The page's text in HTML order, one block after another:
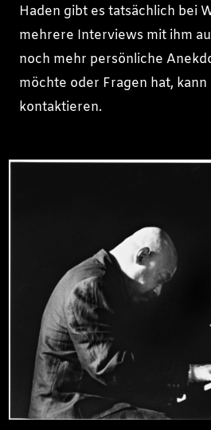
Haden gibt es tatsächlich bei
mehrere Interviews mit ihm
noch mehr persönliche
möchte oder Fragen hat,
kontaktieren.